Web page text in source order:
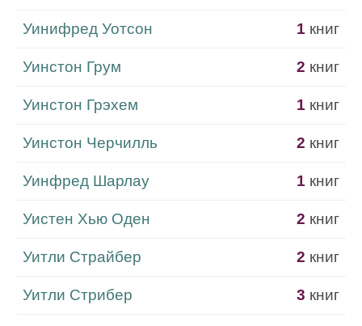
Уинифред Уотсон 1 книг
Уинстон Грум 2 книг
Уинстон Грэхем 1 книг
Уинстон Черчилль 2 книг
Уинфред Шарлау 1 книг
Уистен Хью Оден 2 книг
Уитли Страйбер 2 книг
Уитли Стрибер 3 книг